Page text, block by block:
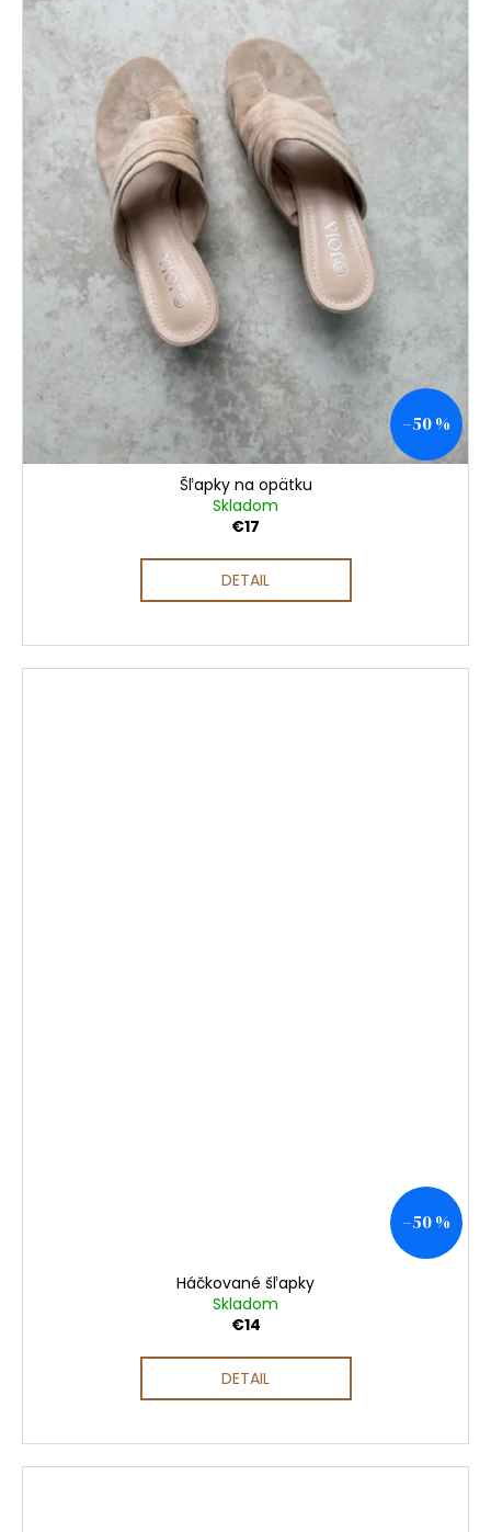
–50 %
Šľapky na opätku
Skladom
€17
DETAIL
–50 %
Háčkované šľapky
Skladom
€14
DETAIL